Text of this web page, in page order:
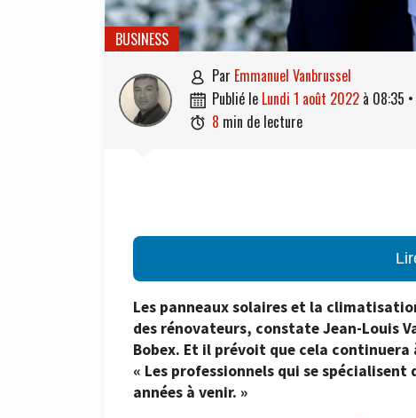
BUSINESS
 par Emmanuel Vanbrussel
 publié le lundi 1 août 2022 à 08:35 •
 8 min de lecture
Les panneaux solaires et la
des rénovateurs, constate Jean-Louis
Bobex. Et il prévoit que cela
« Les professionnels qui se
années à venir. »